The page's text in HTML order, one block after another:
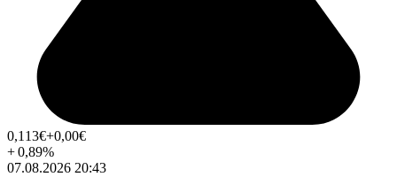
0,113€+0,00€
+0,89%
07.08.2026 20:43